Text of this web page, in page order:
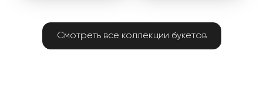
Смотреть все коллекции букетов